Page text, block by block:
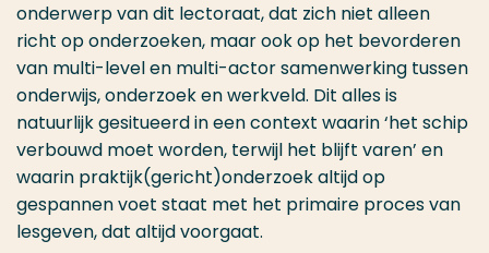
onderwerp van dit lectoraat, dat zich niet alleen
richt op onderzoeken, maar ook op het bevorderen
van multi-level en multi-actor samenwerking tussen
onderwijs, onderzoek en werkveld. Dit alles is
natuurlijk gesitueerd in een context waarin ‘het schip
verbouwd moet worden, terwijl het blijft varen’ en
waarin praktijk(gericht)onderzoek altijd op
gespannen voet staat met het primaire proces van
lesgeven, dat altijd voorgaat.